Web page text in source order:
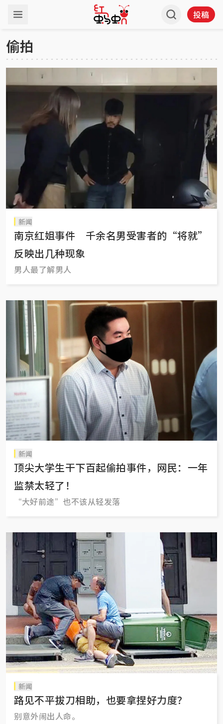
投稿
偷拍
新闻
南京红姐事件 千余名男受害者的“将就”
反映出几种现象
男人最了解男人
新闻
顶尖大学生干下百起偷拍事件，网民：一年
监禁太轻了！
“大好前途”也不该从轻发落
新闻
路见不平拔刀相助，也要拿捏好力度？
别意外闹出人命。